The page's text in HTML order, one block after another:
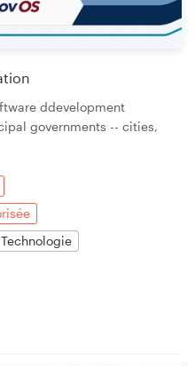
ddevelopment
governments -- cities,
Technologie